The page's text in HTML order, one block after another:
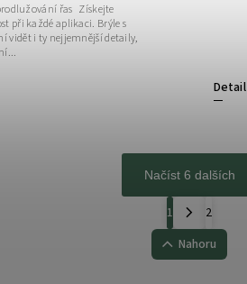
řas Získejte
při každé aplikaci. Brýle s
vidět i ty nejjemnější detaily,
Detail
Načíst 6 dalších
1
2
Nahoru